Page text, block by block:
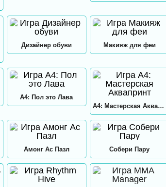
Дизайнер обуви Макияж для феи
А4: Пол это Лава
А4: Мастерская Аквапринт
Амонг Ас Пазл Собери Пару